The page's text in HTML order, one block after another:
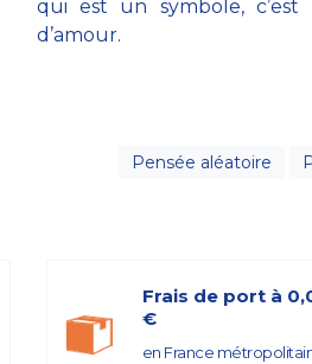
qui est un symbole,
d’amour.
Pensée aléatoire
Frais de port à
€
en France